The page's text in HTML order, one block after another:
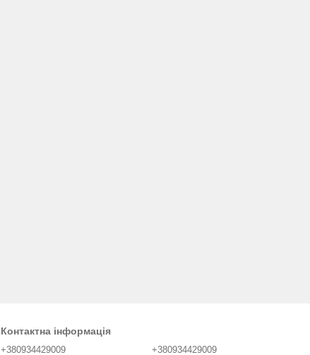
Контактна інформація
+380934429009 +380934429009